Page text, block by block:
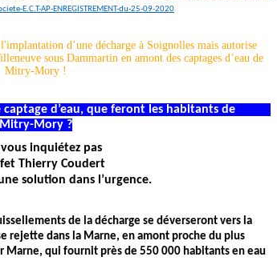
E.C.T-AP-ENREGISTREMENT-du-25-09-2020
captage d’eau, que feront les habitants de
Mitry-Mory ?
inquiétez pas
Thierry Coudert
solution dans l’urgence.
de la décharge se déverseront vers la
rejette dans la Marne, en amont proche du plus
Marne, qui fournit près de 550 000 habitants en eau